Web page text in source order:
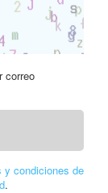
correo
y condiciones de
.